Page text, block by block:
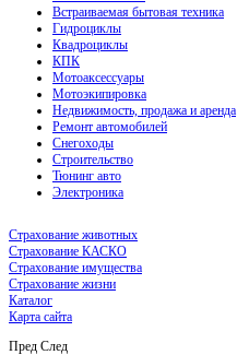
Встраиваемая бытовая техника
Гидроциклы
Квадроциклы
КПК
Мотоаксессуары
Мотоэкипировка
Недвижимость, продажа и аренда
Ремонт автомобилей
Снегоходы
Строительство
Тюнинг авто
Электроника
Страхование животных
Страхование КАСКО
Страхование имущества
Страхование жизни
Каталог
Карта сайта
Пред След